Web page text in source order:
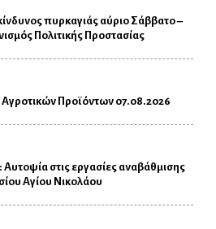
πυρκαγιάς αύριο Σάββατο –
Πολιτικής Προστασίας
Αγροτικών Προϊόντων 07.08.2026
Αυτοψία στις εργασίες αναβάθμισης
Αγίου Νικολάου